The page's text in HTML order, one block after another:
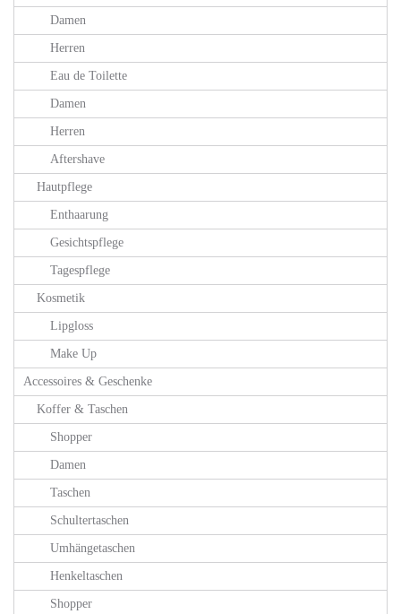
Damen
Herren
Eau de Toilette
Damen
Herren
Aftershave
Hautpflege
Enthaarung
Gesichtspflege
Tagespflege
Kosmetik
Lipgloss
Make Up
Accessoires & Geschenke
Koffer & Taschen
Shopper
Damen
Taschen
Schultertaschen
Umhängetaschen
Henkeltaschen
Shopper